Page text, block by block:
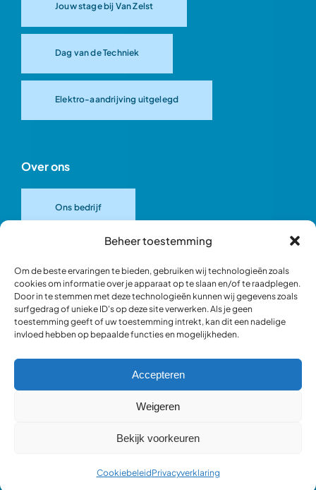
Beheer toestemming
Om de beste ervaringen te bieden, gebruiken wij technologieën zoals
cookies om informatie over je apparaat op te slaan en/of te raadplegen.
Door in te stemmen met deze technologieën kunnen wij gegevens zoals
surfgedrag of unieke ID's op deze site verwerken. Als je geen
toestemming geeft of uw toestemming intrekt, kan dit een nadelige
invloed hebben op bepaalde functies en mogelijkheden.
Accepteren
Weigeren
Bekijk voorkeuren
CookiebeleidPrivacyverklaring
Jouw stage bij Van Zelst
Dag van de Techniek
Elektro-aandrijving uitgelegd
Over ons
Ons bedrijf
Ons team
Blik in de werkplaats
Webshop occasions